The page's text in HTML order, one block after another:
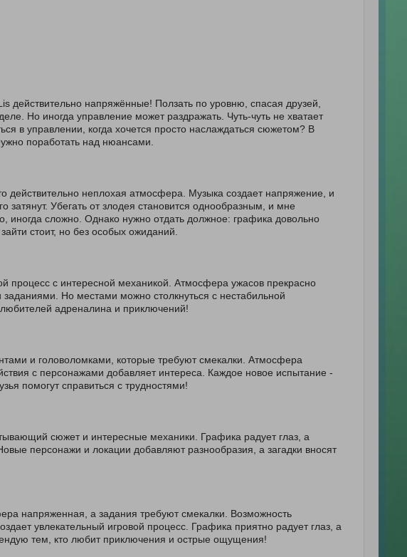
напряжённые! Ползать по уровню, спасая друзей,
Но иногда управление может раздражать. Чуть-чуть не хватает
в управлении, когда хочется просто наслаждаться сюжетом? В
поработать над нюансами.
действительно неплохая атмосфера. Музыка создает напряжение, и
затянут. Убегать от злодея становится однообразным, и мне
иногда сложно. Однако нужно отдать должное: графика довольно
стоит, но без особых ожиданий.
процесс с интересной механикой. Атмосфера ужасов прекрасно
Но местами можно столкнуться с нестабильной
адреналина и приключений!
и головоломками, которые требуют смекалки. Атмосфера
с персонажами добавляет интереса. Каждое новое испытание -
помогут справиться с трудностями!
сюжет и интересные механики. Графика радует глаз, а
персонажи и локации добавляют разнообразия, а загадки вносят
напряженная, а задания требуют смекалки. Возможность
увлекательный игровой процесс. Графика приятно радует глаз, а
тем, кто любит приключения и острые ощущения!